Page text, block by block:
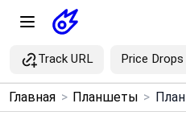
Track URL Price Drops
Menu ×
Главная > Планшеты >